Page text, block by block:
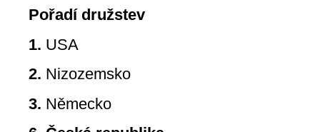
Pořadí družstev
1. USA
2. Nizozemsko
3. Německo